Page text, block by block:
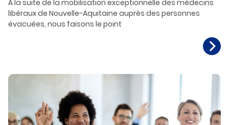
À la suite de la mobilisation exceptionnelle des médecins
libéraux de Nouvelle-Aquitaine auprès des personnes
évacuées, nous faisons le point